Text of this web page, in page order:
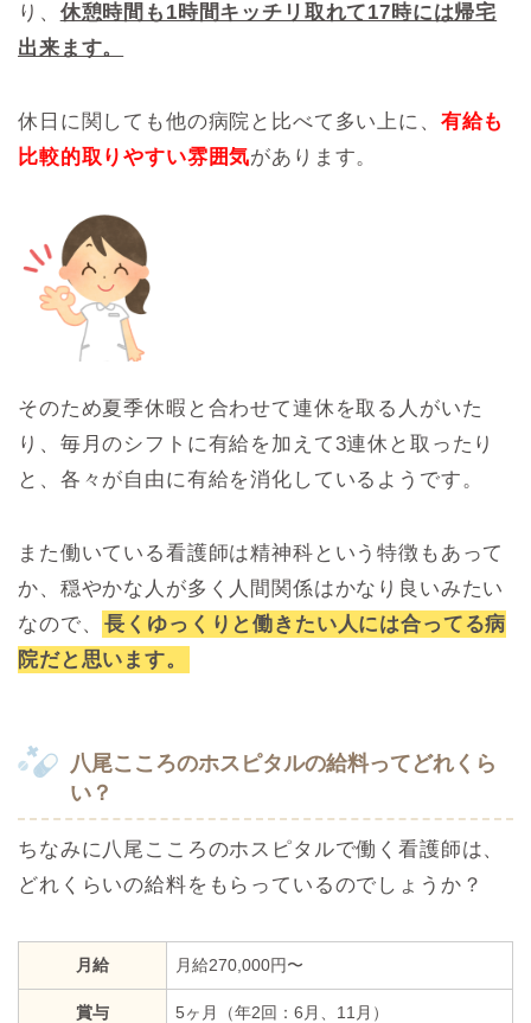
り、 休憩時間も1時間キッチリ取れて17時には帰宅
出来ます。
休日に関しても他の病院と比べて多い上に、 有給も
比較的取りやすい雰囲気があります。
そのため夏季休暇と合わせて連休を取る人がいた
り、毎月のシフトに有給を加えて3連休と取ったり
と、各々が自由に有給を消化しているようです。
また働いている看護師は精神科という特徴もあって
か、穏やかな人が多く人間関係はかなり良いみたい
なので、
長くゆっくりと働きたい人には合ってる病
院だと思います。
八尾こころのホスピタルの給料ってどれくら
い？
ちなみに八尾こころのホスピタルで働く看護師は、
どれくらいの給料をもらっているのでしょうか？
月給 月給270,000円〜
賞与 5ヶ月（年2回：6月、11月）